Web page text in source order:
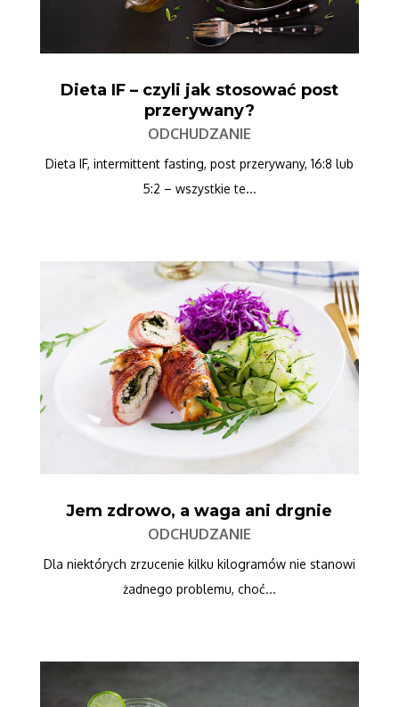
Dieta IF – czyli jak stosować post
przerywany?
ODCHUDZANIE
Dieta IF, intermittent fasting, post przerywany, 16:8 lub
5:2 – wszystkie te...
Jem zdrowo, a waga ani drgnie
ODCHUDZANIE
Dla niektórych zrzucenie kilku kilogramów nie stanowi
żadnego problemu, choć...